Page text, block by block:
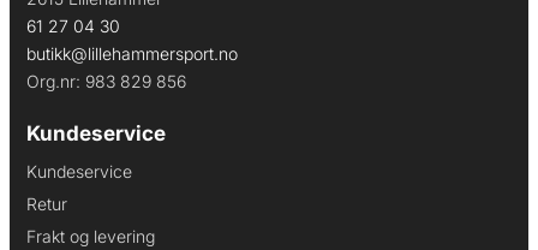
61 27 04 30
butikk@lillehammersport.no
Org.nr: 983 829 856
Kundeservice
Kundeservice
Retur
Frakt og levering